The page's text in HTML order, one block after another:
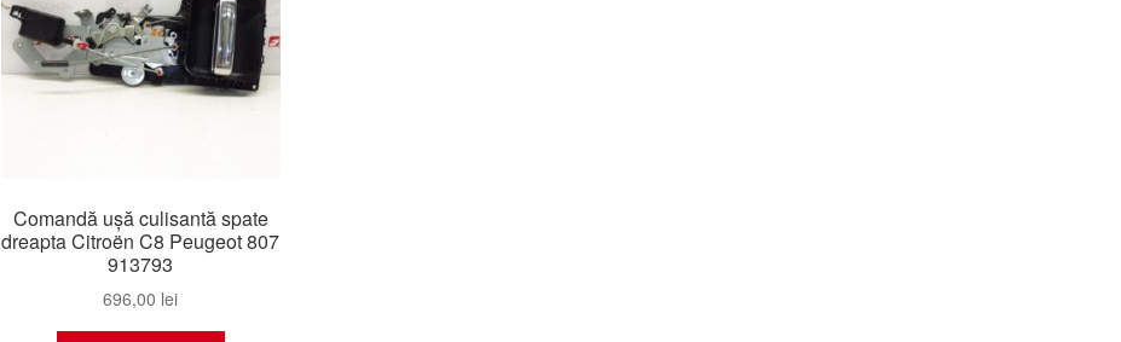
Comandă ușă culisantă spate
dreapta Citroën C8 Peugeot 807
913793
696,00 lei